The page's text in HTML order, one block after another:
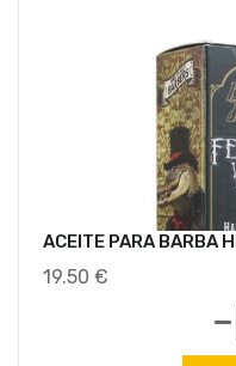
ACEITE PARA BARBA
19.50 €